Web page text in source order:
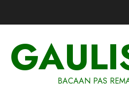
BACAAN PAS